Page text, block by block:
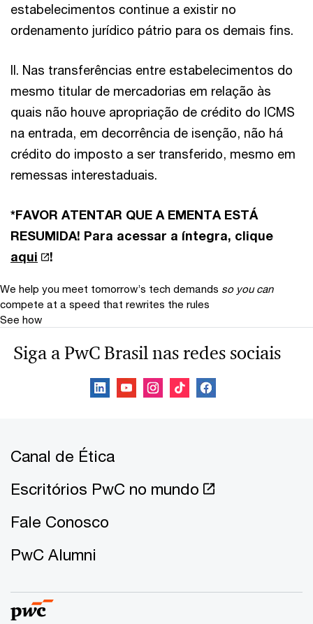
estabelecimentos continue a existir no
ordenamento jurídico pátrio para os demais fins.
II. Nas transferências entre estabelecimentos do
mesmo titular de mercadorias em relação às
quais não houve apropriação de crédito do ICMS
na entrada, em decorrência de isenção, não há
crédito do imposto a ser transferido, mesmo em
remessas interestaduais.
*FAVOR ATENTAR QUE A EMENTA ESTÁ
RESUMIDA! Para acessar a íntegra, clique
aqui
!
We help you meet tomorrow’s tech demands so you can
compete at a speed that rewrites the rules
See how
Siga a PwC Brasil nas redes sociais
Canal de Ética
Escritórios PwC no mundo
Fale Conosco
PwC Alumni